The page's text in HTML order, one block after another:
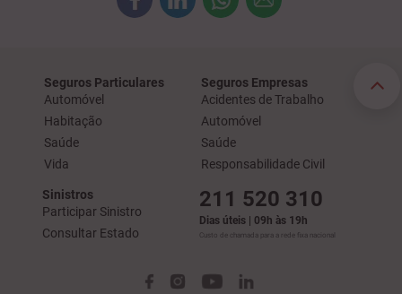
Seguros Particulares
Automóvel
Habitação
Saúde
Vida
Seguros Empresas
Acidentes de Trabalho
Automóvel
Saúde
Responsabilidade Civil
Sinistros
Participar Sinistro
Consultar Estado
211 520 310
Dias úteis | 09h às 19h
Custo de chamada para a rede fixa nacional